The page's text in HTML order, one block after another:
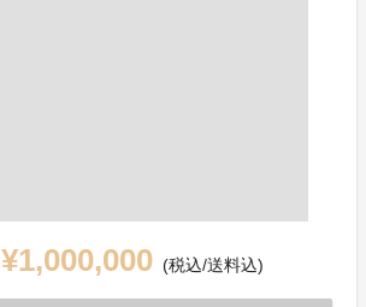
¥1,000,000 (税込/送料込)